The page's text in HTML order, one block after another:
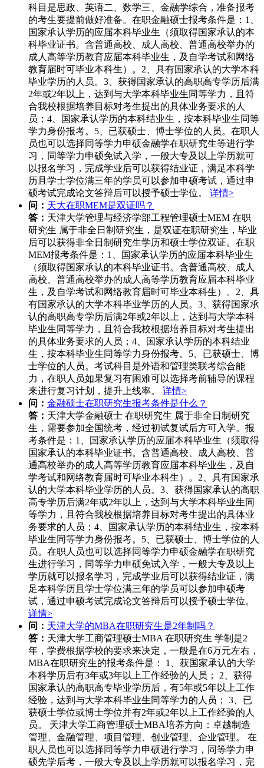
科目是思政、英语二、数学三、金融学综合，准备报考
的考生要提前做好准备。在职金融硕士报考条件是：1、
国家承认学历的应届本科毕业生（须取得国家承认的本
科毕业证书。含普通高校、成人高校、普通高校举办的
成人高等学历教育应届本科毕业生，及自学考试和网络
教育届时可毕业本科生）。2、具有国家承认的大学本科
毕业学历的人员。3、获得国家承认的高职高专学历后满
2年或2年以上，达到与大学本科毕业生同等学力，且符
合我校根据培养目标对考生提出的具体业务要求的人
员；4、国家承认学历的本科结业生，按本科毕业生同等
学力身份报考。5、已获硕士、博士学位的人员。在职人
员也可以选择同等学力申硕金融学在职研究生等进行学
习，同等学力申硕免试入学，一般大专及以上学历就可
以报名学习，完成学业后可以获得结业证，满足本科学
历且学士学位满三年的学员可以参加申硕考试，通过申
硕考试完成论文答辩后可以授予硕士学位。 详情>
问： 天大在职MEM是双证吗？
答： 天津大学管理与经济学部工程管理硕士MEM 在职
研究生 属于非全日制研究生，是双证在职研究生，毕业
后可以获得非全日制研究生学历和硕士学位双证。在职
MEM报考条件是：1、国家承认学历的应届本科毕业生
（须取得国家承认的本科毕业证书。含普通高校、成人
高校、普通高校举办的成人高等学历教育应届本科毕业
生，及自学考试和网络教育届时可毕业本科生）。2、具
有国家承认的大学本科毕业学历的人员。3、获得国家承
认的高职高专学历后满2年或2年以上，达到与大学本科
毕业生同等学力，且符合我校根据培养目标对考生提出
的具体业务要求的人员；4、国家承认学历的本科结业
生，按本科毕业生同等学力身份报考。5、已获硕士、博
士学位的人员。考试科目是外语和管理类联考综合能
力，在职人员如果复习有困难可以选择考前辅导的课程
来进行复习计划，提升上线率。 详情>
问： 金融硕士在职研究生报考条件是什么？
答： 天津大学金融硕士 在职研究生 属于非全日制研究
生，需要参加全国统考，经过初试复试后方可入学。报
考条件是：1、国家承认学历的应届本科毕业生（须取得
国家承认的本科毕业证书。含普通高校、成人高校、普
通高校举办的成人高等学历教育应届本科毕业生，及自
学考试和网络教育届时可毕业本科生）。2、具有国家承
认的大学本科毕业学历的人员。3、获得国家承认的高职
高专学历后满2年或2年以上，达到与大学本科毕业生同
等学力，且符合我校根据培养目标对考生提出的具体业
务要求的人员；4、国家承认学历的本科结业生，按本科
毕业生同等学力身份报考。5、已获硕士、博士学位的人
员。在职人员也可以选择同等学力申硕金融学在职研究
生进行学习，同等学力申硕免试入学，一般大专及以上
学历就可以报名学习，完成学业后可以获得结业证，满
足本科学历且学士学位满三年的学员可以参加申硕考
试，通过申硕考试完成论文答辩后可以授予硕士学位。
详情>
问： 天津大学的MBA在职研究生是2年制吗？
答： 天津大学工商管理硕士MBA 在职研究生 学制是2
年，学费根据学校的要求来决定，一般是在6万元左右，
MBA在职研究生的报考条件是： 1、获国家承认的大学
本科学历后有3年或3年以上工作经验的人员； 2、获得
国家承认的高职高专毕业学历后，有5年或5年以上工作
经验，达到与大学本科毕业生同等学力的人员； 3、已
获硕士学位或博士学位并有2年或2年以上工作经验的人
员。 天津大学工商管理硕士MBA培养方向：卓越制造
管理、金融管理、项目管理、创业管理、企业管理。 在
职人员也可以选择同等学力申硕进行学习，同等学力申
硕先学后考，一般大专及以上学历就可以报名学习，完